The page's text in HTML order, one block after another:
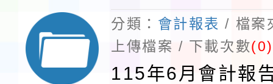
分類： 會計報表 / 檔案
上傳檔案 / 下載次數(0)
115年6月會計報